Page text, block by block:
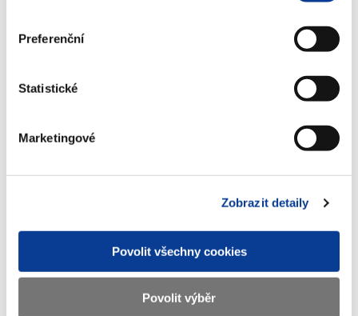
Preferenční
Statistické
Marketingové
Zobrazit detaily
Povolit všechny cookies
Povolit výběr
Doporučeno 1947 ×
Ministerstvo financí ČR